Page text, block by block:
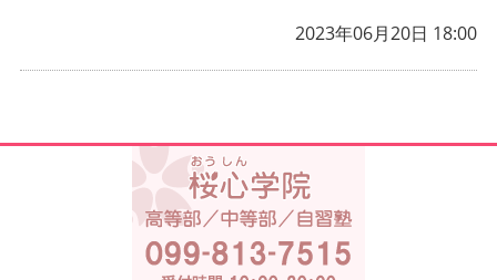
2023年06月20日 18:00